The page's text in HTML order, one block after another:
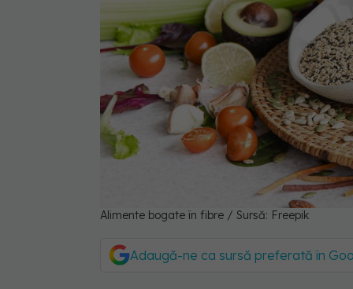
Alimente bogate în fibre / Sursă: Freepik
Adaugă-ne ca sursă preferată în